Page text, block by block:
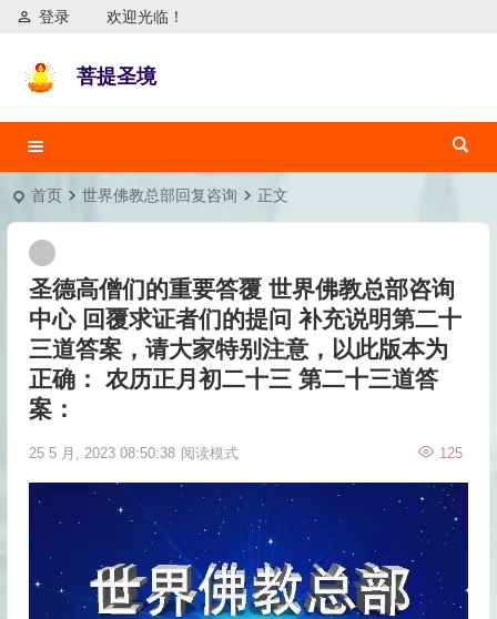
欢迎光临！
登录
菩提圣境
首页 世界佛教总部回复咨询 正文
圣德高僧们的重要答覆 世界佛教总部咨询
中心 回覆求证者们的提问 补充说明第二十
三道答案，请大家特别注意，以此版本为
正确： 农历正月初二十三 第二十三道答
案：
25 5 月, 2023 08:50:38 125
阅读模式